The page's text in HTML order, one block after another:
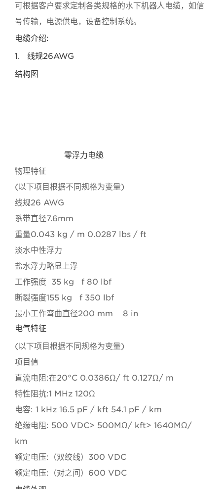
可根据客户要求定制各类规格的水下机器人电缆，如信
号传输，电源供电，设备控制系统。
电缆介绍:
1. 线规26AWG
结构图
零浮力电缆
物理特征
(以下项目根据不同规格为变量)
线规26 AWG
系带直径7.6mm
重量0.043 kg / m 0.0287 lbs / ft
淡水中性浮力
盐水浮力略显上浮
工作强度 35 kg f 80 lbf
断裂强度155 kg f 350 lbf
最小工作弯曲直径200 mm 8 in
电气特征
(以下项目根据不同规格为变量)
项目值
直流电阻:在20°C 0.0386Ω/ ft 0.127Ω/ m
特性阻抗:1 MHz 120Ω
电容: 1 kHz 16.5 pF / kft 54.1 pF / km
绝缘电阻: 500 VDC> 500MΩ/ kft> 1640MΩ/
km
额定电压:（双绞线）300 VDC
额定电压:（对之间）600 VDC